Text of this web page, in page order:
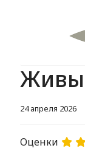
24 апреля 2026
Оценки